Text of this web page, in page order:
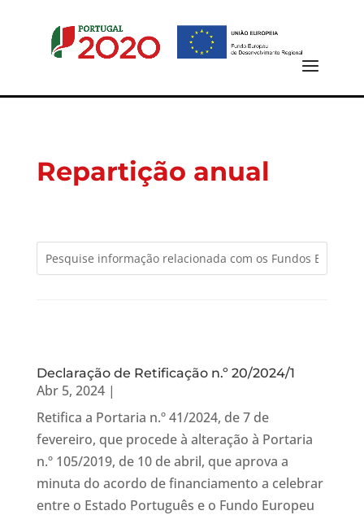
Repartição anual
Declaração de Retificação n.º 20/2024/1
Abr 5, 2024|
Retifica a Portaria n.º 41/2024, de 7 de
fevereiro, que procede à alteração à Portaria
n.º 105/2019, de 10 de abril, que aprova a
minuta do acordo de financiamento a celebrar
entre o Estado Português e o Fundo Europeu